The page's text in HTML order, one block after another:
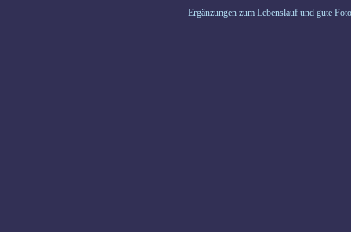
Ergänzungen zum Lebenslauf und gute